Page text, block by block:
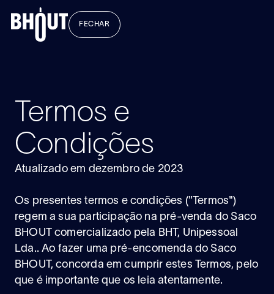
FECHAR
Termos e
Condições
Atualizado em dezembro de 2023
Os presentes termos e condições ("Termos")
regem a sua participação na pré-venda do Saco
BHOUT comercializado pela BHT, Unipessoal
Lda.. Ao fazer uma pré-encomenda do Saco
BHOUT, concorda em cumprir estes Termos, pelo
que é importante que os leia atentamente.